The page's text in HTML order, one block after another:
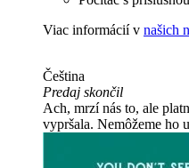
Viac informácií v našich
Čeština
Predaj skončil
Ach, mrzí nás to, ale
vypršala. Nemôžeme ho